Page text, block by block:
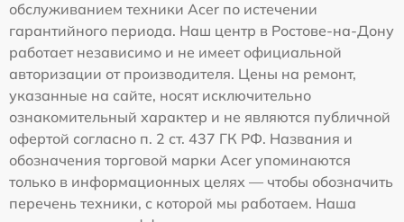
обслуживанием техники Acer по истечении
гарантийного периода. Наш центр в Ростове-на-Дону
работает независимо и не имеет официальной
авторизации от производителя. Цены на ремонт,
указанные на сайте, носят исключительно
ознакомительный характер и не являются публичной
офертой согласно п. 2 ст. 437 ГК РФ. Названия и
обозначения торговой марки Acer упоминаются
только в информационных целях — чтобы обозначить
перечень техники, с которой мы работаем. Наша